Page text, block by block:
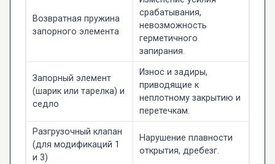
Возвратная пружина
запорного элемента
срабатывания,
невозможность
герметичного
запирания.
Запорный элемент
(шарик или тарелка) и
седло
Износ и задиры,
приводящие к
неплотному закрытию и
перетечкам.
Разгрузочный клапан
(для модификаций 1
и 3)
Нарушение плавности
открытия, дребезг.